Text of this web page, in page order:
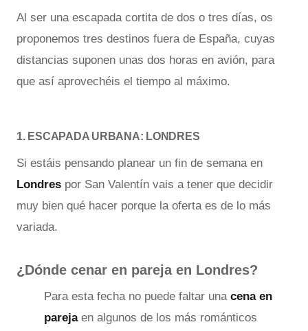
Al ser una escapada cortita de dos o tres días, os
proponemos tres destinos fuera de España, cuyas
distancias suponen unas dos horas en avión, para
que así aprovechéis el tiempo al máximo.
1. ESCAPADA URBANA: LONDRES
Si estáis pensando planear un fin de semana en
Londres por San Valentín vais a tener que decidir
muy bien qué hacer porque la oferta es de lo más
variada.
¿Dónde cenar en pareja en Londres?
Para esta fecha no puede faltar una cena en
parejaen algunos de los más románticos